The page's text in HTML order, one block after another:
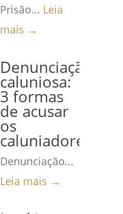
Prisão... Leia
mais →
Denunciação
caluniosa:
3 formas
de acusar
os
caluniadores
Denunciação...
Leia mais →